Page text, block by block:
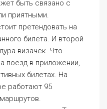
40 • 1 + 20 • 2 +
можно бронировать
по похожему
то, что пока ты
позади тебя стоит
вот места выбрали. »
таки смог решить
Вашего обращения
Л. И, так как я